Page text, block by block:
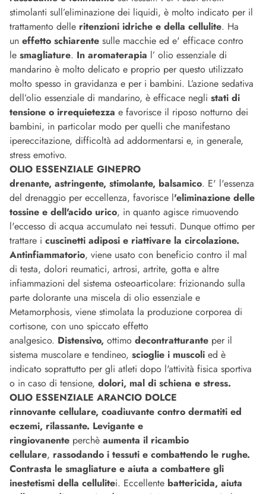
stimolanti sull’eliminazione dei liquidi, è molto indicato per il
trattamento delle ritenzioni idriche e della cellulite. Ha
un effetto schiarente sulle macchie ed e' efficace contro
le smagliature. In aromaterapia l’ olio essenziale di
mandarino è molto delicato e proprio per questo utilizzato
molto spesso in gravidanza e per i bambini. L’azione sedativa
dell’olio essenziale di mandarino, è efficace negli stati di
tensione o irrequietezza e favorisce il riposo notturno dei
bambini, in particolar modo per quelli che manifestano
ipereccitazione, difficoltà ad addormentarsi e, in generale,
stress emotivo.
OLIO ESSENZIALE GINEPRO
drenante, astringente, stimolante, balsamico. E' l'essenza
del drenaggio per eccellenza, favorisce l'eliminazione delle
tossine e dell'acido urico, in quanto agisce rimuovendo
l'eccesso di acqua accumulato nei tessuti. Dunque ottimo per
trattare i cuscinetti adiposi e riattivare la circolazione.
Antinfiammatorio, viene usato con beneficio contro il mal
di testa, dolori reumatici, artrosi, artrite, gotta e altre
infiammazioni del sistema osteoarticolare: frizionando sulla
parte dolorante una miscela di olio essenziale e
Metamorphosis, viene stimolata la produzione corporea di
cortisone, con uno spiccato effetto
analgesico. Distensivo, ottimo decontratturante per il
sistema muscolare e tendineo, scioglie i muscoli ed è
indicato soprattutto per gli atleti dopo l'attività fisica sportiva
o in caso di tensione, dolori, mal di schiena e stress.
OLIO ESSENZIALE ARANCIO DOLCE
rinnovante cellulare, coadiuvante contro dermatiti ed
eczemi, rilassante. Levigante e
ringiovanente perchè aumenta il ricambio
cellulare, rassodando i tessuti e combattendo le rughe.
Contrasta le smagliature e aiuta a combattere gli
inestetismi della cellulitei. Eccellente battericida, aiuta